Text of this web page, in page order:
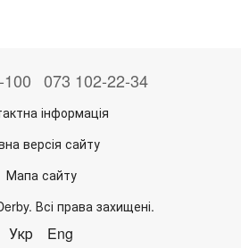
073 102-22-34
інформація
версія сайту
Мапа сайту
Всі права захищені.
Укр Eng